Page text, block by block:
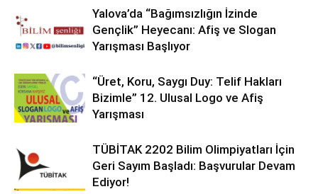
Yalova’da “Bağımsızlığın İzinde
Gençlik” Heyecanı: Afiş ve Slogan
Yarışması Başlıyor
“Üret, Koru, Saygı Duy: Telif Hakları
Bizimle” 12. Ulusal Logo ve Afiş
Yarışması
TÜBİTAK 2202 Bilim Olimpiyatları İçin
Geri Sayım Başladı: Başvurular Devam
Ediyor!